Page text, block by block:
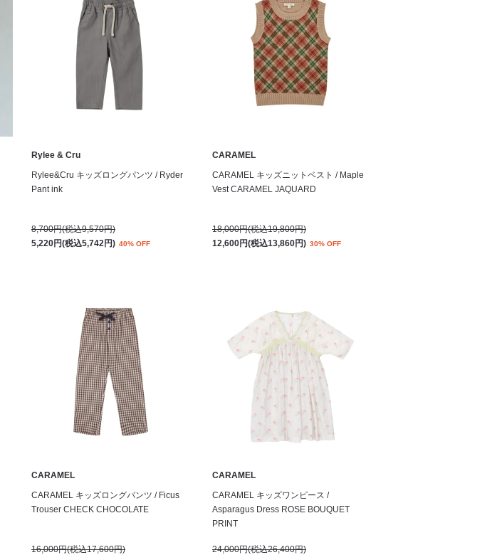
Rylee & Cru
Rylee&Cru キッズロングパンツ / Ryder
Pant ink
8,700円(税込9,570円)
5,220円(税込5,742円) 40% OFF
CARAMEL
CARAMEL キッズニットベスト / Maple
Vest CARAMEL JAQUARD
18,000円(税込19,800円)
12,600円(税込13,860円) 30% OFF
CARAMEL
CARAMEL キッズロングパンツ / Ficus
Trouser CHECK CHOCOLATE
16,000円(税込17,600円)
CARAMEL
CARAMEL キッズワンピース /
Asparagus Dress ROSE BOUQUET
PRINT
24,000円(税込26,400円)